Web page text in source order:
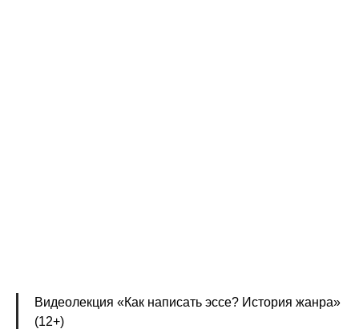
Видеолекция «Как написать эссе? История жанра»
(12+)